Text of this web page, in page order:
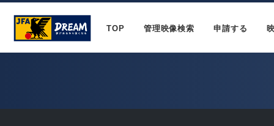
TOP 管理映像検索 申請する